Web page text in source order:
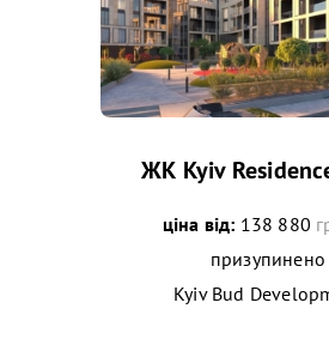
ЖК Kyiv
ціна від: 138 880
призупинено
Kyiv Bud